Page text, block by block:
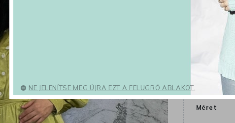
33
Méret
NE JELENÍTSE MEG ÚJRA EZT A FELUGRÓ ABLAKOT.